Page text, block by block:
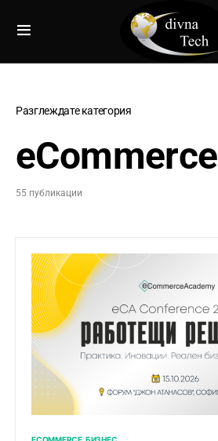
Разглеждате категория
eCommerce
55 публикации